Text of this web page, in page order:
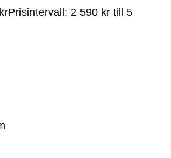
krPrisintervall: 2 590 kr till 5